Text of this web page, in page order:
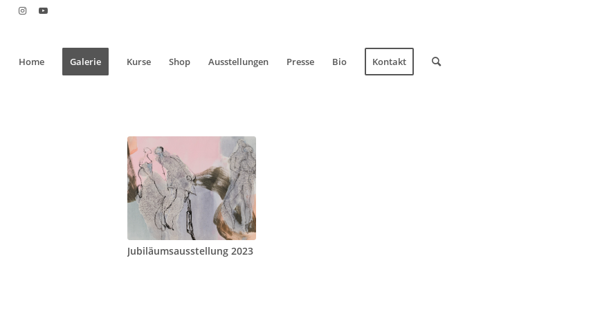
Home Galerie Kurse Shop Ausstellungen Presse Bio Kontakt
Jubiläumsausstellung 2023